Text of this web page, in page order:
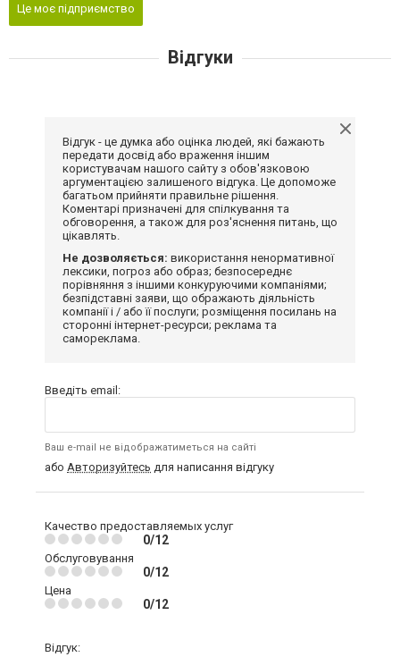
Це моє підприємство
Відгуки
Відгук - це думка або оцінка людей, які бажають
передати досвід або враження іншим
користувачам нашого сайту з обов'язковою
аргументацією залишеного відгука. Це допоможе
багатьом прийняти правильне рішення.
Коментарі призначені для спілкування та
обговорення, а також для роз'яснення питань, що
цікавлять.
Не дозволяється: використання ненормативної
лексики, погроз або образ; безпосереднє
порівняння з іншими конкуруючими компаніями;
безпідставні заяви, що ображають діяльність
компанії і / або її послуги; розміщення посилань на
сторонні інтернет-ресурси; реклама та
самореклама.
Введіть email:
Ваш e-mail не відображатиметься на сайті
або Авторизуйтесь для написання відгуку
Качество предоставляемых услуг
0/12
Обслуговування
0/12
Цена
0/12
Відгук: